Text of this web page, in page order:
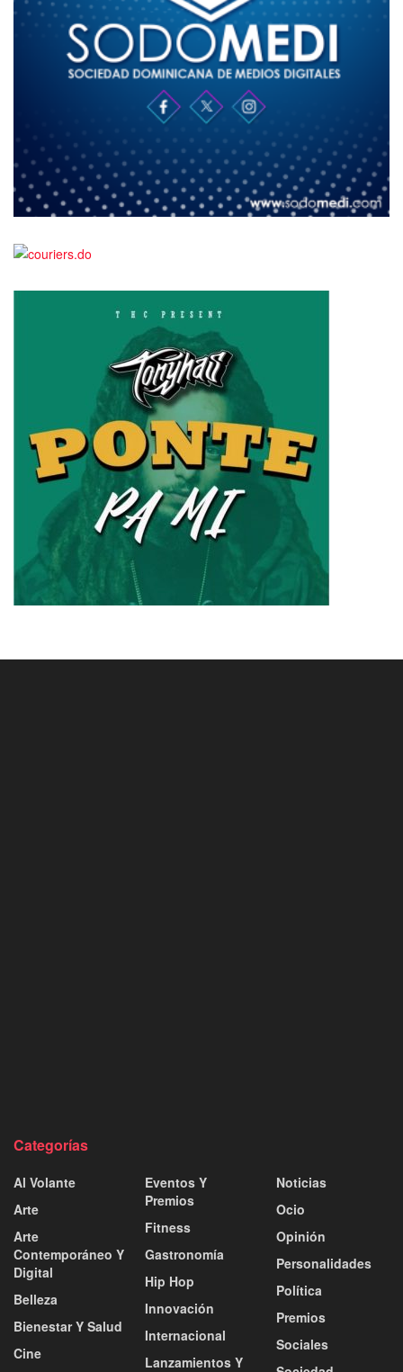
Categorías
Al Volante
Arte
Arte
Contemporáneo Y
Digital
Belleza
Bienestar Y Salud
Cine
Eventos Y
Premios
Fitness
Gastronomía
Hip Hop
Innovación
Internacional
Lanzamientos Y
Noticias
Ocio
Opinión
Personalidades
Política
Premios
Sociales